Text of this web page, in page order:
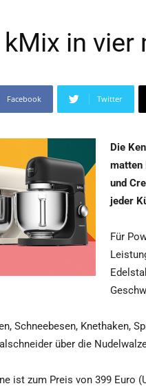
in
Facebook Twitter
Die
matten
und
jeder
Für
Schneebesen, Knethaken,
über die
ist zum Preis von 399 Euro